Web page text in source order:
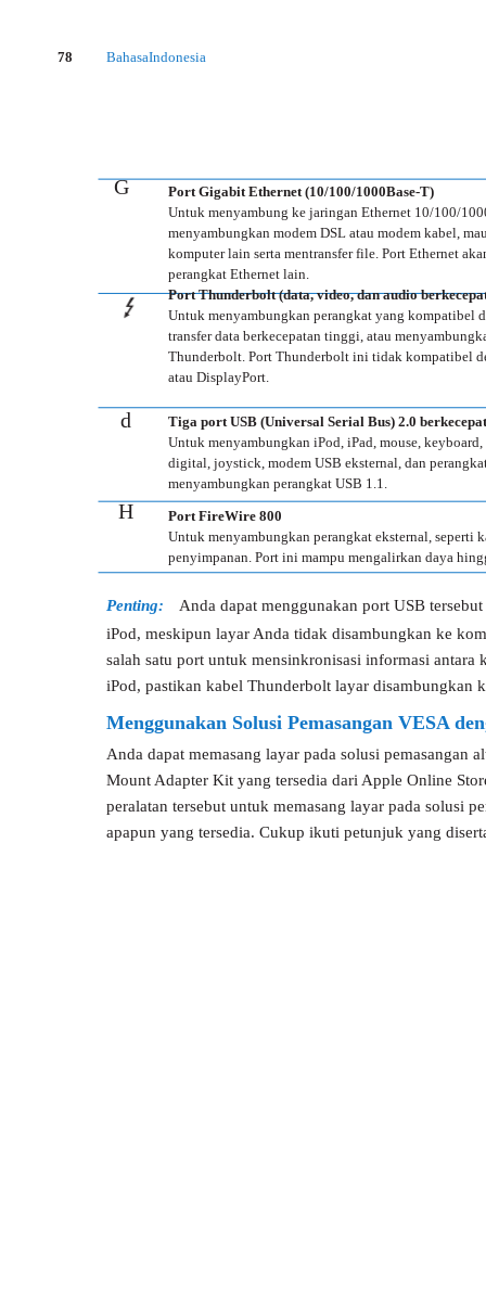
78 Bahasa Indonesia
G
Port Gigabit Ethernet (10/100/1000Base-T)
Untuk menyambung ke jaringan Ethernet 10/100/
menyambungkan modem DSL atau modem kabel,
komputer lain serta mentransfer file. Port Ethernet
perangkat Ethernet lain.
Port Thunderbolt (data, video, dan audio
Untuk menyambungkan perangkat yang kompatibel
transfer data berkecepatan tinggi, atau
Thunderbolt. Port Thunderbolt ini tidak kompatibel
atau DisplayPort.
d
Tiga port USB (Universal Serial Bus) 2.0
Untuk menyambungkan iPod, iPad, mouse,
digital, joystick, modem USB eksternal, dan
menyambungkan perangkat USB 1.1.
H
Port FireWire 800
Untuk menyambungkan perangkat eksternal, seperti
penyimpanan. Port ini mampu mengalirkan daya
Penting:
Anda dapat menggunakan port USB
iPod, meskipun layar Anda tidak disambungkan ke
salah satu port untuk mensinkronisasi informasi antara
iPod, pastikan kabel Thunderbolt layar disambungkan
Menggunakan Solusi Pemasangan VESA
Anda dapat memasang layar pada solusi pemasangan
Mount Adapter Kit yang tersedia dari Apple Online
peralatan tersebut untuk memasang layar pada solusi
apapun yang tersedia. Cukup ikuti petunjuk yang